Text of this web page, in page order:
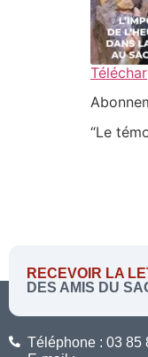
RSS
LINK
“Le
RECEVOIR LA
DES AMIS DU
Téléphone : 03 85